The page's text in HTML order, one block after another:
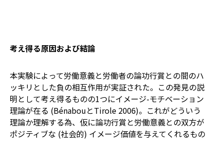
考え得る原因および結論
本実験によって労働意義と労働者の論功行賞との間のハ
ッキリとした負の相互作用が実証された。この発見の説
明として考え得るものの1つにイメージ-モチベーション
理論が在る (BénabouとTirole 2006)。これがどういう
理論か理解する為、仮に論功行賞と労働意義との双方が
ポジティブな (社会的) イメージ価値を与えてくれるもの